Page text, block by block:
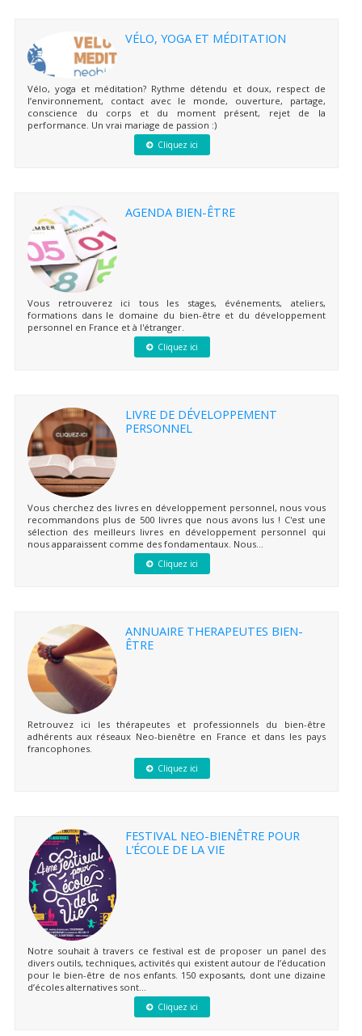
VÉLO, YOGA ET MÉDITATION
Vélo, yoga et méditation? Rythme détendu et doux, respect de
l’environnement, contact avec le monde, ouverture, partage,
conscience du corps et du moment présent, rejet de la
performance. Un vrai mariage de passion :)
Cliquez ici
AGENDA BIEN-ÊTRE
Vous retrouverez ici tous les stages, événements, ateliers,
formations dans le domaine du bien-être et du développement
personnel en France et à l'étranger.
Cliquez ici
LIVRE DE DÉVELOPPEMENT
PERSONNEL
Vous cherchez des livres en développement personnel, nous vous
recommandons plus de 500 livres que nous avons lus ! C'est une
sélection des meilleurs livres en développement personnel qui
nous apparaissent comme des fondamentaux. Nous...
Cliquez ici
ANNUAIRE THERAPEUTES BIEN-
ÊTRE
Retrouvez ici les thérapeutes et professionnels du bien-être
adhérents aux réseaux Neo-bienêtre en France et dans les pays
francophones.
Cliquez ici
FESTIVAL NEO-BIENÊTRE POUR
L’ÉCOLE DE LA VIE
Notre souhait à travers ce festival est de proposer un panel des
divers outils, techniques, activités qui existent autour de l’éducation
pour le bien-être de nos enfants. 150 exposants, dont une dizaine
d’écoles alternatives sont...
Cliquez ici